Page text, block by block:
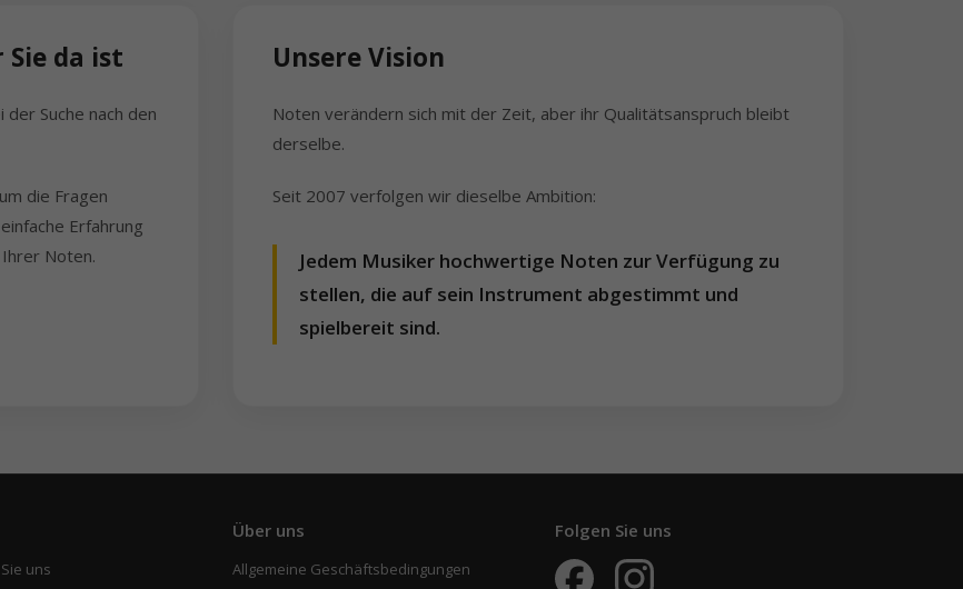
da ist
Suche nach den
die Fragen
Erfahrung
Noten.
Unsere Vision
Noten verändern sich mit der Zeit, aber ihr Qualitätsanspruch bleibt
derselbe.
Seit 2007 verfolgen wir dieselbe Ambition:
Jedem Musiker hochwertige Noten zur Verfügung zu
stellen, die auf sein Instrument abgestimmt und
spielbereit sind.
uns
Über uns
Allgemeine Geschäftsbedingungen
Folgen Sie uns